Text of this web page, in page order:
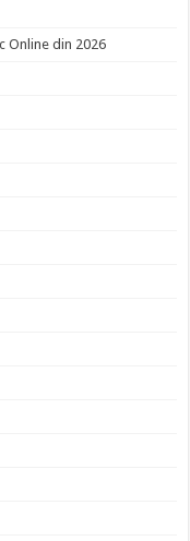
Online din 2026